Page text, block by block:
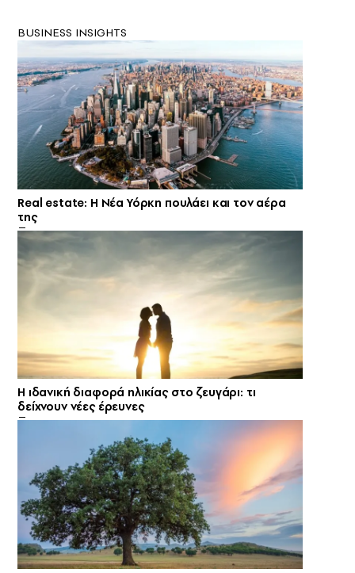
BUSINESS INSIGHTS
Real estate: H Νέα Υόρκη πουλάει και τον αέρα
της
Η ιδανική διαφορά ηλικίας στο ζευγάρι: τι
δείχνουν νέες έρευνες